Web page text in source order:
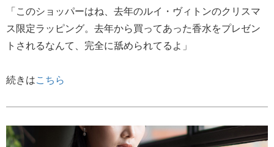
「このショッパーはね、去年のルイ・ヴィトンのクリスマ
ス限定ラッピング。去年から買ってあった香水をプレゼン
トされるなんて、完全に舐められてるよ」
続きはこちら